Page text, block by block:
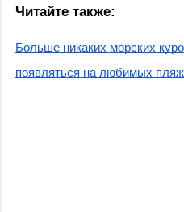
Читайте также:
Больше никаких морских
появляться на любимых